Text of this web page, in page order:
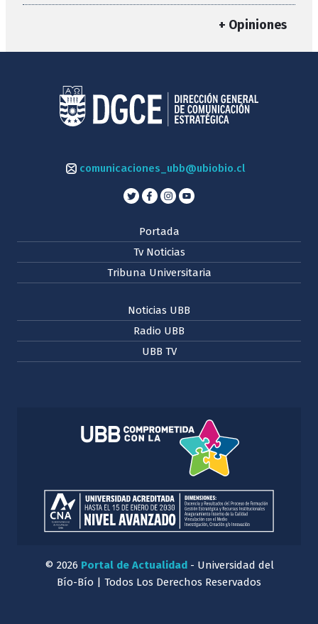
+ Opiniones
comunicaciones_ubb@ubiobio.cl
Portada
Tv Noticias
Tribuna Universitaria
Noticias UBB
Radio UBB
UBB TV
© 2026 Portal de Actualidad- Universidad del
Bío-Bío | Todos Los Derechos Reservados